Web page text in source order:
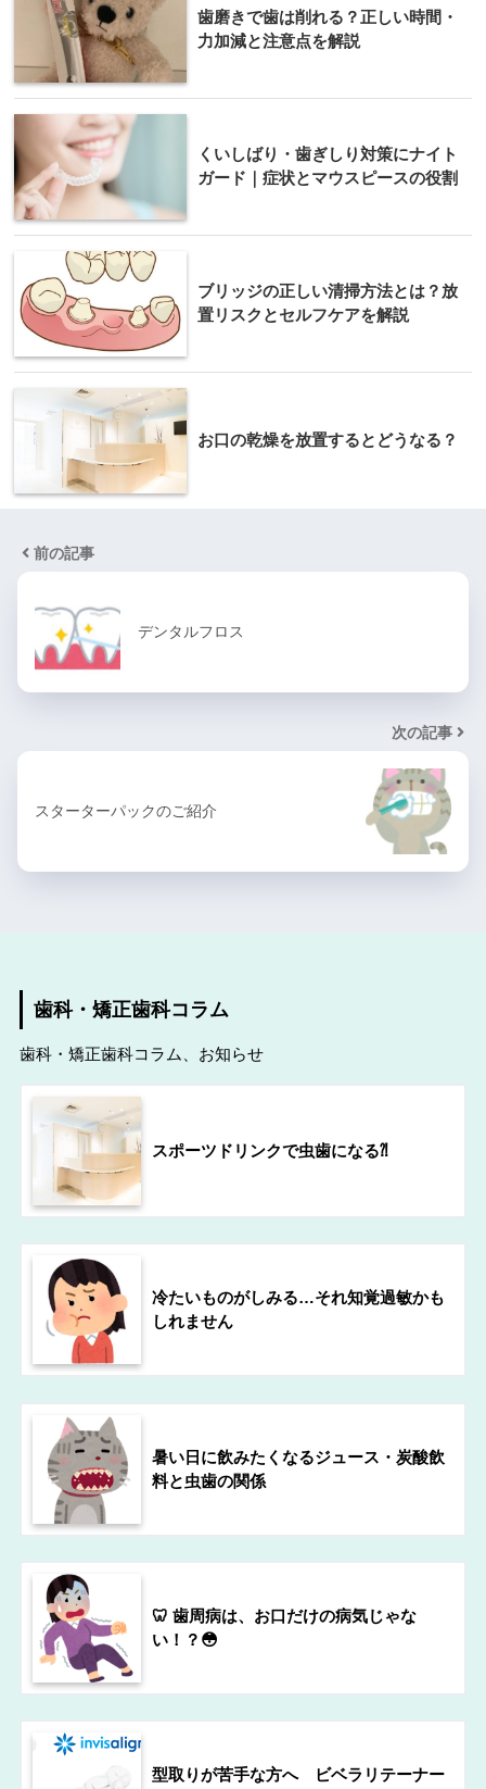
歯磨きで歯は削れる？正しい時間・
力加減と注意点を解説
くいしばり・歯ぎしり対策にナイト
ガード｜症状とマウスピースの役割
ブリッジの正しい清掃方法とは？放
置リスクとセルフケアを解説
お口の乾燥を放置するとどうなる？
前の記事
デンタルフロス
次の記事
スターターパックのご紹介
歯科・矯正歯科コラム
歯科・矯正歯科コラム、お知らせ
スポーツドリンクで虫歯になる⁈
冷たいものがしみる…それ知覚過敏かも
しれません
暑い日に飲みたくなるジュース・炭酸飲
料と虫歯の関係
🦷 歯周病は、お口だけの病気じゃな
い！？😳
型取りが苦手な方へ ビベラリテーナー